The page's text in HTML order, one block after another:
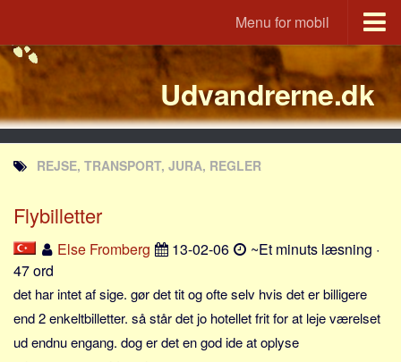
Menu for mobil
Portal
Udvandrerne.dk
Utvandrerne.no
Utvandrarna.se
Tyskland.dk
England.dk
Rusland.dk
JLKM.dk
Lande
Tyrkiet
Spanien
Udvandrerne.dk
REJSE, TRANSPORT, JURA, REGLER
Flybilletter
Else Fromberg 13-02-06
~Et minuts læsning ·
47 ord
det har intet af sige. gør det tit og ofte selv hvis det er billigere
end 2 enkeltbilletter. så står det jo hotellet frit for at leje værelset
ud endnu engang. dog er det en god ide at oplyse